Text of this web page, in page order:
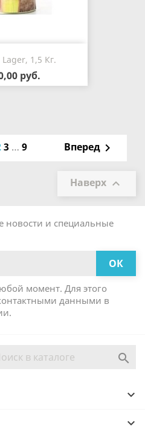
1,5 Кг.
руб.
3 … 9 Вперед 
Наверх 
новости и специальные
момент. Для этого
данными в


